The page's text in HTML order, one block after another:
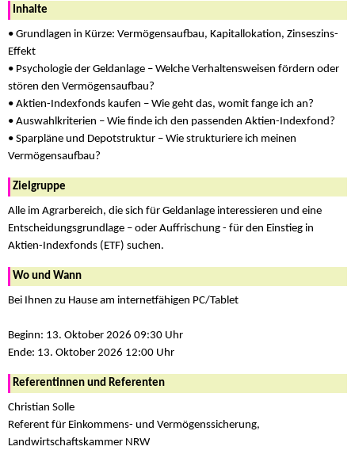
Inhalte
• Grundlagen in Kürze: Vermögensaufbau, Kapitallokation, Zinseszins-
Effekt
• Psychologie der Geldanlage – Welche Verhaltensweisen fördern oder
stören den Vermögensaufbau?
• Aktien-Indexfonds kaufen – Wie geht das, womit fange ich an?
• Auswahlkriterien – Wie finde ich den passenden Aktien-Indexfond?
• Sparpläne und Depotstruktur – Wie strukturiere ich meinen
Vermögensaufbau?
Zielgruppe
Alle im Agrarbereich, die sich für Geldanlage interessieren und eine
Entscheidungsgrundlage – oder Auffrischung - für den Einstieg in
Aktien-Indexfonds (ETF) suchen.
Wo und Wann
Bei Ihnen zu Hause am internetfähigen PC/Tablet
Beginn: 13. Oktober 2026 09:30 Uhr
Ende: 13. Oktober 2026 12:00 Uhr
Referentinnen und Referenten
Christian Solle
Referent für Einkommens- und Vermögenssicherung,
Landwirtschaftskammer NRW